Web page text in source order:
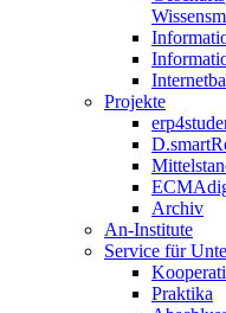
Projekte
Archiv
An-Institute
Service für
Praktika